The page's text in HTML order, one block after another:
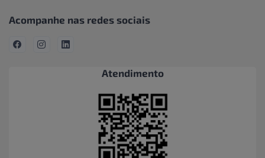
Acompanhe nas redes sociais
Atendimento